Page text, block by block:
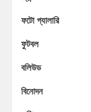
ফটো গ্যালারি
ফুটবল
বলিউড
বিনোদন